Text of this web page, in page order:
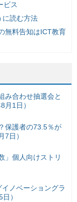
ビス
に読む方法
無料告知はICT教育
み合わせ抽選会と
1日）
保護者の73.5％が
日）
」個人向けストリ
ノベーショングラ
）